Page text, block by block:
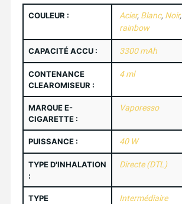
COULEUR : Acier, Blanc, Noir,
rainbow
CAPACITÉ ACCU : 3300 mAh
CONTENANCE
CLEAROMISEUR :
4 ml
MARQUE E-
CIGARETTE :
Vaporesso
PUISSANCE : 40 W
TYPE D'INHALATION
:
Directe (DTL)
TYPE
Intermédiaire